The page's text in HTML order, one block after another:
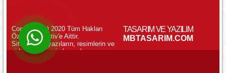
WhatsApp ile Online Destek!
Copyright (c) 2020 Tüm Hakları
Özkar Otomotiv'e Aittir.
Sitemizdeki yazıların, resimlerin ve
videoların izinsiz kopyalanması
yasaktır.
TASARIM VE YAZILIM
MBTASARIM.COM